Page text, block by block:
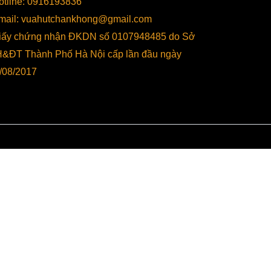
kể đến như:
của bạn bị hỏng trong quá trình làm
thời gian sửa chữa rất nhiều. Mọi người
trường hiện tại có rất nhiều các dòng sản
tìm kiếm cũng như lựa chọn sản phẩm
vuahutchankhong@gmail.com
chứng nhận ĐKDN số 0107948485 do Sở
Thành Phố Hà Nội cấp lần đầu ngày
2017